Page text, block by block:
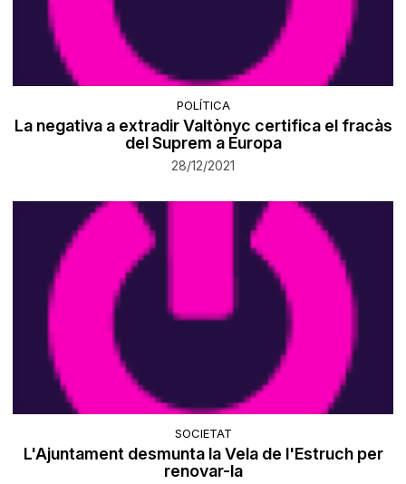
POLÍTICA
La negativa a extradir Valtònyc certifica el fracàs
del Suprem a Europa
28/12/2021
SOCIETAT
L'Ajuntament desmunta la Vela de l'Estruch per
renovar-la